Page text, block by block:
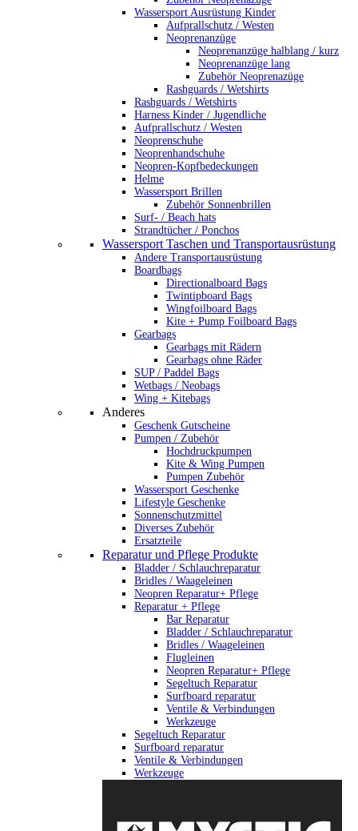
Wassersport Ausrüstung Kinder
Aufprallschutz / Westen
Neoprenanzüge
Neoprenanzüge halblang / kurz
Neoprenanzüge lang
Zubehör Neoprenazüge
Rashguards / Wetshirts
Rashguards / Wetshirts
Harness Kinder / Jugendliche
Aufprallschutz / Westen
Neoprenschuhe
Neoprenhandschuhe
Neopren-Kopfbedeckungen
Helme
Wassersport Brillen
Zubehör Sonnenbrillen
Surf- / Beach hats
Strandtücher / Ponchos
Wassersport Taschen und Transportausrüstung
Andere Transportausrüstung
Boardbags
Directionalboard Bags
Twintipboard Bags
Wingfoilboard Bags
Kite + Pump Foilboard Bags
Gearbags
Gearbags mit Rädern
Gearbags ohne Räder
SUP / Paddel Bags
Wetbags / Neobags
Wing + Kitebags
Anderes
Geschenk Gutscheine
Pumpen / Zubehör
Hochdruckpumpen
Kite & Wing Pumpen
Pumpen Zubehör
Wassersport Geschenke
Lifestyle Geschenke
Sonnenschutzmittel
Diverses Zubehör
Ersatzteile
Reparatur und Pflege Produkte
Bladder / Schlauchreparatur
Bridles / Waageleinen
Neopren Reparatur+ Pflege
Reparatur + Pflege
Bar Reparatur
Bladder / Schlauchreparatur
Bridles / Waageleinen
Flugleinen
Neopren Reparatur+ Pflege
Segeltuch Reparatur
Surfboard reparatur
Ventile & Verbindungen
Werkzeuge
Segeltuch Reparatur
Surfboard reparatur
Ventile & Verbindungen
Werkzeuge